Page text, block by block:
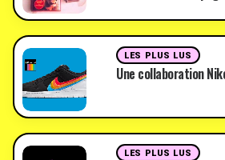
LES PLUS LUS
Une collaboration
LES PLUS LUS